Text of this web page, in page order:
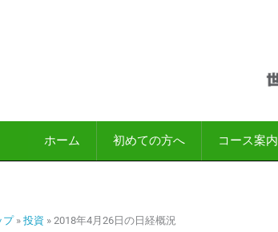
ホーム 初めての方へ コース案内
プ» 投資 » 2018年4月26日の日経概況